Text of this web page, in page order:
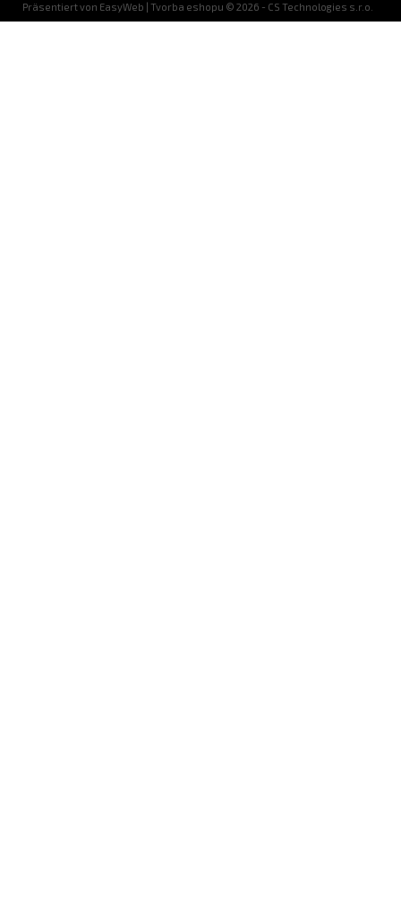
Präsentiert von EasyWeb | Tvorba eshopu © 2026 - CS Technologies s.r.o.